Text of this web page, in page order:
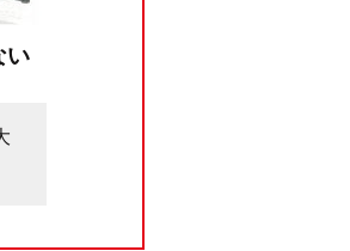
い